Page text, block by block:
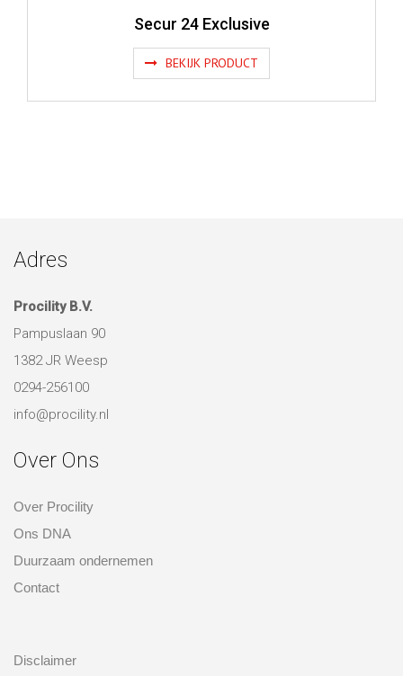
Secur 24 Exclusive
BEKIJK PRODUCT
Adres
Procility B.V.
Pampuslaan 90
1382 JR Weesp
0294-256100
info@procility.nl
Over Ons
Over Procility
Ons DNA
Duurzaam ondernemen
Contact
Disclaimer